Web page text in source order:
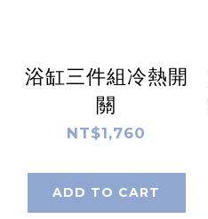
浴缸三件組冷熱開
關
NT$1,760
ADD TO CART